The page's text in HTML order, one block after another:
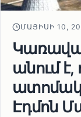
ՄԱՅԻՍԻ 10,
անում
Էդմոն